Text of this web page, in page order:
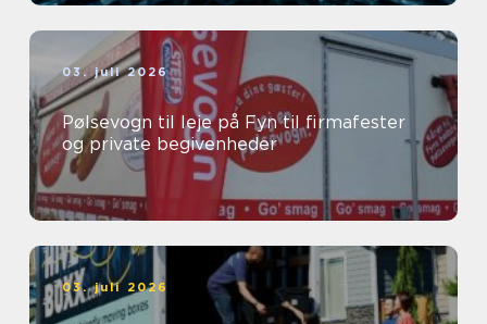
03. juli 2026
Pølsevogn til leje på Fyn til firmafester
og private begivenheder
03. juli 2026